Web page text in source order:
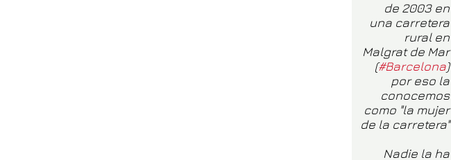
de 2003 en
una carretera
rural en
Malgrat de Mar
(#Barcelona)
por eso la
conocemos
como "la mujer
de la carretera"
Nadie la ha